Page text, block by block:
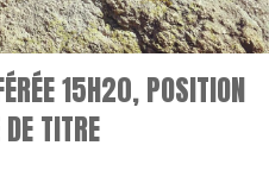
15H20, POSITION
TITRE